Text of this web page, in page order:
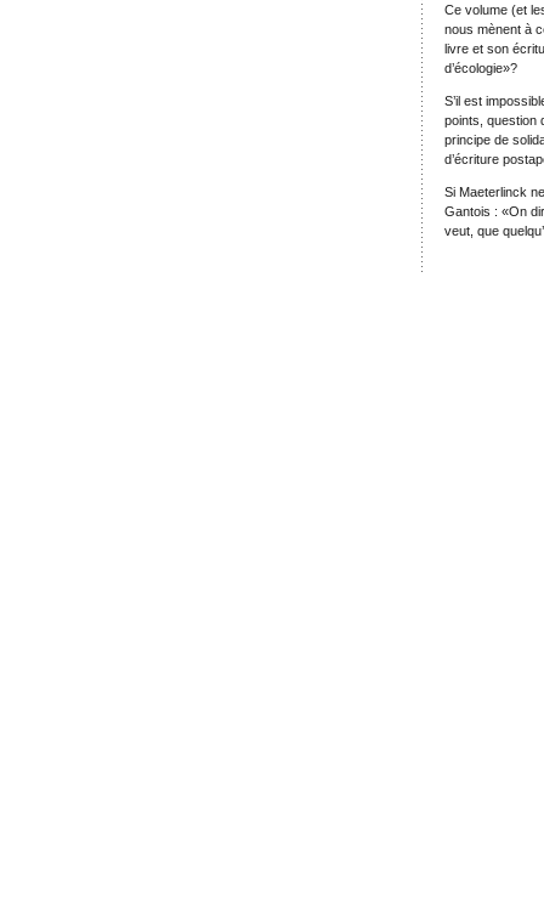
Ce volume (et
nous mènent à
livre et son
d’écologie»?
S’il est
points, question
principe de
d’écriture
Si Maeterlinck
Gantois : «On
veut, que